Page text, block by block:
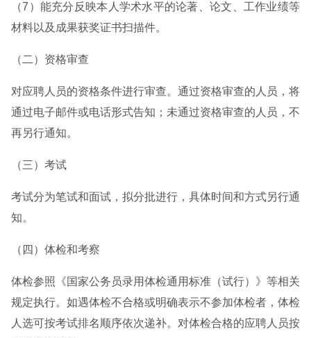
（7）能充分反映本人学术水平的论著、论文、工作业绩等
材料以及成果获奖证书扫描件。
（二）资格审查
对应聘人员的资格条件进行审查。通过资格审查的人员，将
通过电子邮件或电话形式告知；未通过资格审查的人员，不
再另行通知。
（三）考试
考试分为笔试和面试，拟分批进行，具体时间和方式另行通
知。
（四）体检和考察
体检参照《国家公务员录用体检通用标准（试行）》等相关
规定执行。如遇体检不合格或明确表示不参加体检者，体检
人选可按考试排名顺序依次递补。对体检合格的应聘人员按